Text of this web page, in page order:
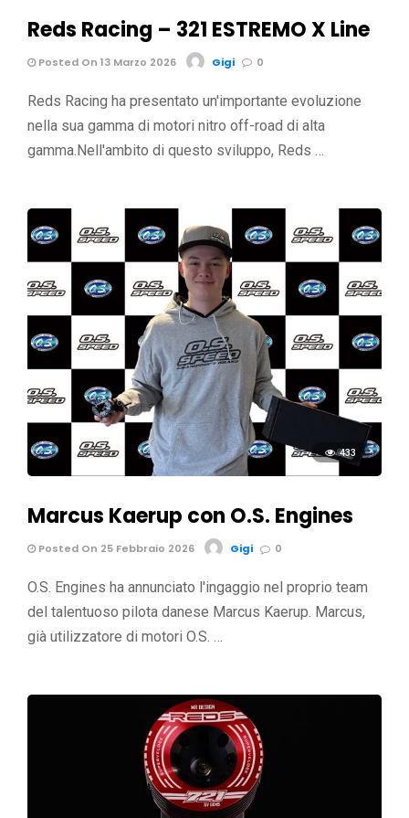
Reds Racing – 321 ESTREMO X Line
Posted On 13 Marzo 2026 Gigi 0
Reds Racing ha presentato un'importante evoluzione
nella sua gamma di motori nitro off-road di alta
gamma.Nell'ambito di questo sviluppo, Reds …
433
Marcus Kaerup con O.S. Engines
Posted On 25 Febbraio 2026 Gigi 0
O.S. Engines ha annunciato l'ingaggio nel proprio team
del talentuoso pilota danese Marcus Kaerup. Marcus,
già utilizzatore di motori O.S. …